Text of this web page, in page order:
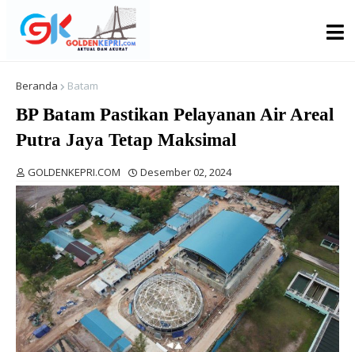
Beranda Batam
BP Batam Pastikan Pelayanan Air Areal
Putra Jaya Tetap Maksimal
GOLDENKEPRI.COM Desember 02, 2024